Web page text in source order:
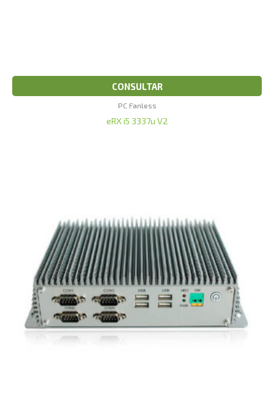
CONSULTAR
PC Fanless
eRX i5 3337u V2